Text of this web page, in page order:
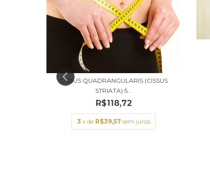
CISSUS QUADRANGULARIS (CISSUS
STRIATA) 5...
R$118,72
3 x de R$39,57 sem juros